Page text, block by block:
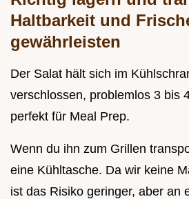
Haltbarkeit und
gewährleisten
Der Salat hält sich im
verschlossen, problemlos 3 bis
perfekt für Meal Prep.
Wenn du ihn zum Grillen
eine Kühltasche. Da wir keine
ist das Risiko geringer, aber an